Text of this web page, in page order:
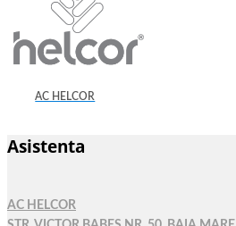
AC HELCOR
Asistenta
AC HELCOR